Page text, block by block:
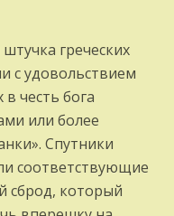
греческих
с удовольствием
честь бога
или более
Спутники
соответствующие
сброд, который